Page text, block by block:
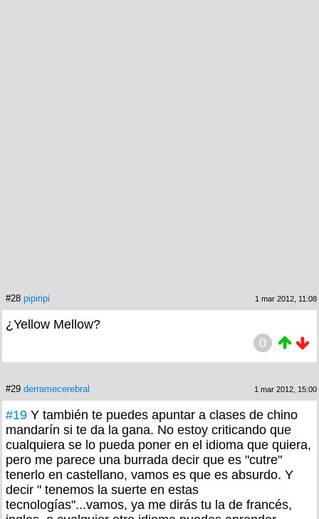
#28 pipiripi 1 mar 2012, 11:08
¿Yellow Mellow?
0
#29 derramecerebral 1 mar 2012, 15:00
#19 Y también te puedes apuntar a clases de chino
mandarín si te da la gana. No estoy criticando que
cualquiera se lo pueda poner en el idioma que quiera,
pero me parece una burrada decir que es "cutre"
tenerlo en castellano, vamos es que es absurdo. Y
decir " tenemos la suerte en estas
tecnologías"...vamos, ya me dirás tu la de francés,